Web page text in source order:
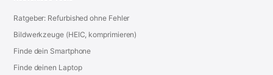
Ratgeber: Refurbished ohne Fehler
Bildwerkzeuge (HEIC, komprimieren)
Finde dein Smartphone
Finde deinen Laptop